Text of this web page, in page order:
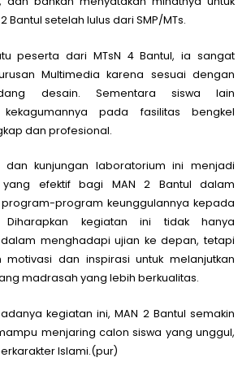
Bantul setelah lulus dari SMP/MTs.
peserta dari MTsN 4 Bantul, ia sangat
Multimedia karena sesuai dengan
desain. Sementara siswa lain
kekagumannya pada fasilitas bengkel
dan profesional.
dan kunjungan laboratorium ini menjadi
efektif bagi MAN 2 Bantul dalam
program keunggulannya kepada
Diharapkan kegiatan ini tidak hanya
menghadapi ujian ke depan, tetapi
motivasi dan inspirasi untuk melanjutkan
madrasah yang lebih berkualitas.
kegiatan ini, MAN 2 Bantul semakin
menjaring calon siswa yang unggul,
Islami.(pur)